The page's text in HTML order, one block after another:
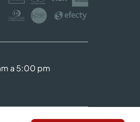
a 5:00 pm